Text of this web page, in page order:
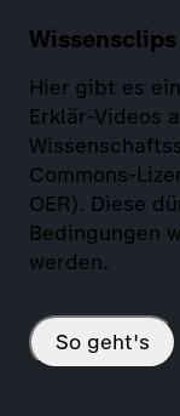
Hier gibt es
Erklär-Videos
Commons-
OER). Diese
Bedingungen
werden.
So geht's